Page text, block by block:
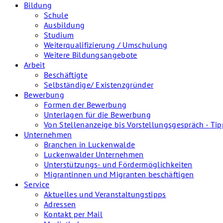
Bildung
Schule
Ausbildung
Studium
Weiterqualifizierung / Umschulung
Weitere Bildungsangebote
Arbeit
Beschäftigte
Selbständige/ Existenzgründer
Bewerbung
Formen der Bewerbung
Unterlagen für die Bewerbung
Von Stellenanzeige bis Vorstellungsgespräch -
Unternehmen
Branchen in Luckenwalde
Luckenwalder Unternehmen
Unterstützungs- und Fördermöglichkeiten
Migrantinnen und Migranten beschäftigen
Service
Aktuelles und Veranstaltungstipps
Adressen
Kontakt per Mail